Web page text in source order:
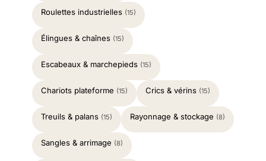
Roulettes industrielles (15)
Élingues & chaînes (15)
Escabeaux & marchepieds (15)
Chariots plateforme (15) Crics & vérins (15)
Treuils & palans (15) Rayonnage & stockage (8)
Sangles & arrimage (8)